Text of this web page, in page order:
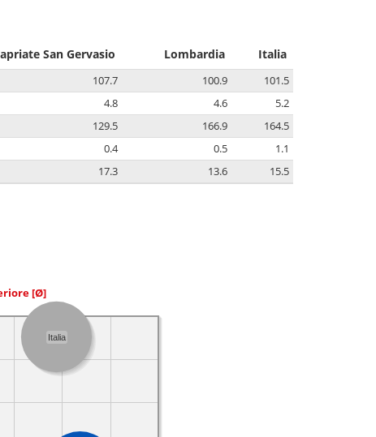
San Gervasio Lombardia Italia
107.7 100.9
101.5
4.8 4.6
5.2
129.5 166.9
164.5
0.4 0.5
1.1
17.3 13.6 15.5
[Ø]
Italia